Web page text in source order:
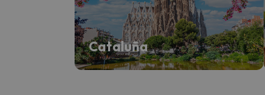
Cataluña